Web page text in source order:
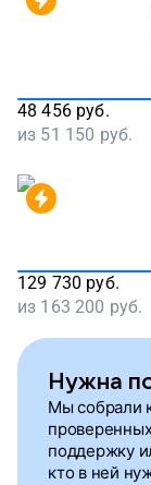
48 456 руб.
из 51 150 руб.
129 730 руб.
из 163 200 руб.
Нужна
Мы собрали
поддержку
кто в ней